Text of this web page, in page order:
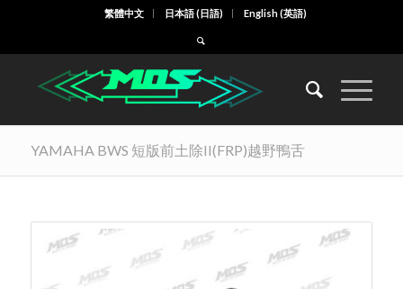
繁體中文 日本語(日語) English(英語)
YAMAHA BWS 短版前土除II(FRP)越野鴨舌